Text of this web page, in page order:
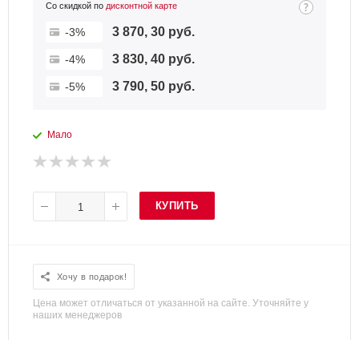
Со скидкой по дисконтной карте
-3% 3 870, 30 руб.
-4% 3 830, 40 руб.
-5% 3 790, 50 руб.
Мало
КУПИТЬ
Хочу в подарок!
Цена может отличаться от указанной на сайте. Уточняйте у
наших менеджеров